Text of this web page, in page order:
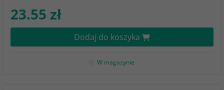
23.55 zł
Dodaj do koszyka
W magazynie